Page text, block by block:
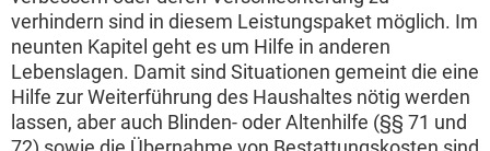
verhindern sind in diesem Leistungspaket möglich. Im
neunten Kapitel geht es um Hilfe in anderen
Lebenslagen. Damit sind Situationen gemeint die eine
Hilfe zur Weiterführung des Haushaltes nötig werden
lassen, aber auch Blinden- oder Altenhilfe (§§ 71 und